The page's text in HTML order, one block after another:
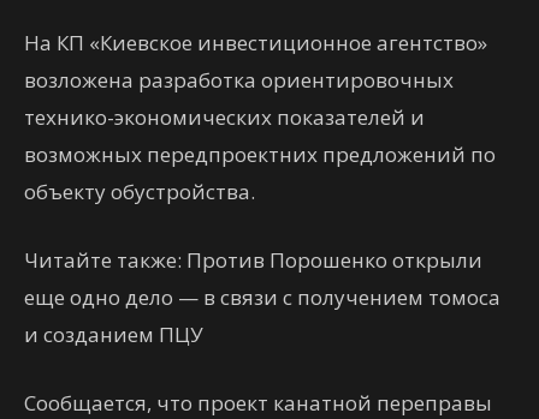
На КП «Киевское инвестиционное агентство»
возложена разработка ориентировочных
технико-экономических показателей и
возможных передпроектних предложений по
объекту обустройства.
Читайте также: Против Порошенко открыли
еще одно дело — в связи с получением томоса
и созданием ПЦУ
Сообщается, что проект канатной переправы